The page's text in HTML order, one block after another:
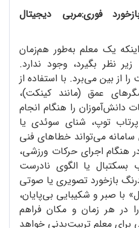
فوری:مربی دیجیتال
یک معلم به‌طور هم‌زمان
نظر بگیرد، وجود ندارد.
بین می‌برد. با استفاده از
عمق (مانند کینکت)،
را هنگام انجام
توپ، شنای سوئدی یا
می‌تواند خطاهای فنی
هنگام اجرای حرکات ورزشی،
بسکتبال یا الگوی نادرست
بازخورد تصویری یا صوتی
با صبر و شکیبایی بی‌پایان،
در هر زمان و مکان فراهم
معلم تربیت‌بدنی خواهد